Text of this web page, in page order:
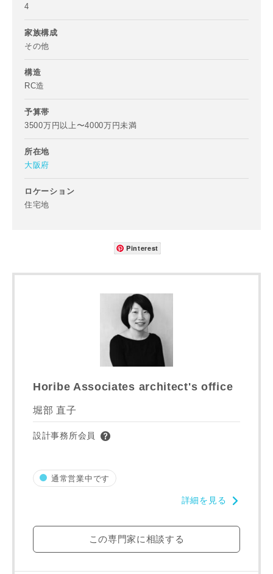
写真を拡大する
写真を拡大する
4
家族構成
その他
構造
RC造
予算帯
3500万円以上〜4000万円未満
所在地
大阪府
ロケーション
住宅地
Pinterest
Horibe Associates architect's office
堀部 直子
設計事務所会員
通常営業中です
詳細を見る
この専門家に相談する